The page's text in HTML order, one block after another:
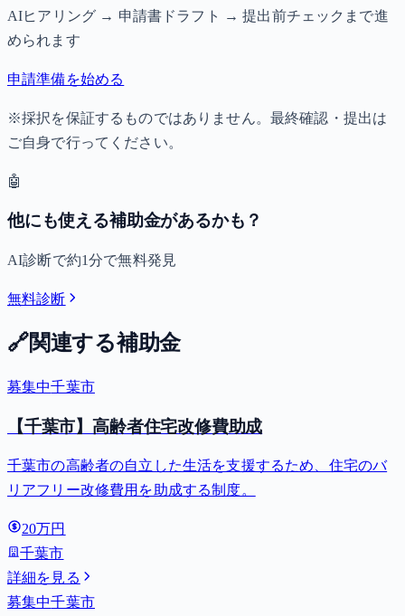
AIヒアリング → 申請書ドラフト → 提出前チェックまで進
められます
申請準備を始める
※採択を保証するものではありません。最終確認・提出は
ご自身で行ってください。
🤖
他にも使える補助金があるかも？
AI診断で約1分で無料発見
無料診断
🔗関連する補助金
募集中千葉市
【千葉市】高齢者住宅改修費助成
千葉市の高齢者の自立した生活を支援するため、住宅のバ
リアフリー改修費用を助成する制度。
20万円
千葉市
詳細を見る
募集中千葉市